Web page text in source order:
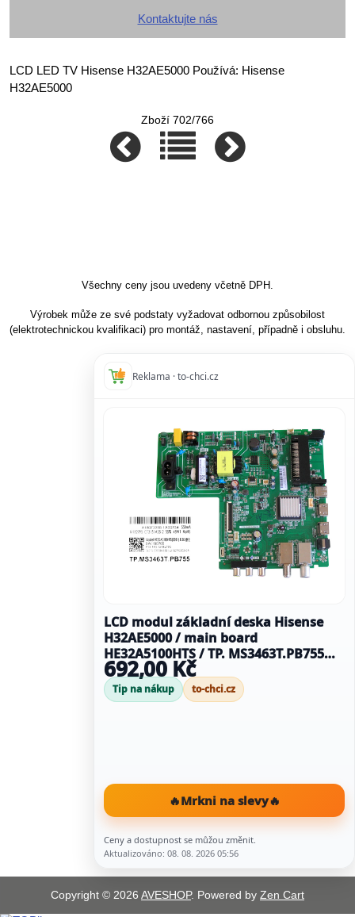
Kontaktujte nás
LCD LED TV Hisense H32AE5000 Používá: Hisense
H32AE5000
Zboží 702/766
Všechny ceny jsou uvedeny včetně DPH.
Výrobek může ze své podstaty vyžadovat odbornou způsobilost
(elektrotechnickou kvalifikaci) pro montáž, nastavení, případně i obsluhu.
Reklama · to-chci.cz
LCD modul základní deska Hisense
H32AE5000 / main board
HE32A5100HTS / TP. MS3463T.PB755
/180705 / T242285
692,00 Kč
Tip na nákup to-chci.cz
🔥Mrkni na slevy🔥
Ceny a dostupnost se můžou změnit.
Aktualizováno: 08. 08. 2026 05:56
Copyright © 2026 AVESHOP. Powered by Zen Cart